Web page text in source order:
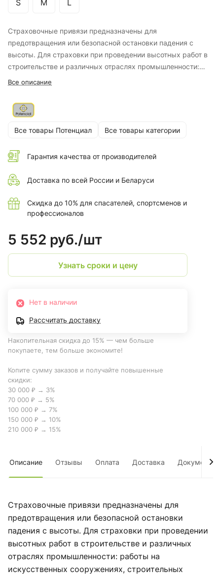
S M L
Страховочные привязи предназначены для
предотвращения или безопасной остановки падения с
высоты. Для страховки при проведении высотных работ в
строительстве и различных отраслях промышленности:
работы на искусственных сооружениях, строительных
Все описание
Все товары Потенциал Все товары категории
Гарантия качества от производителей
Доставка по всей России и Беларуси
Скидка до 10% для спасателей, спортсменов и
профессионалов
5 552 руб./шт
Узнать сроки и цену
Нет в наличии
Рассчитать доставку
Накопительная скидка до 15% — чем больше
покупаете, тем больше экономите!
Копите сумму заказов и получайте повышенные
скидки:
30 000 ₽ → 3%
70 000 ₽ → 5%
100 000 ₽ → 7%
150 000 ₽ → 10%
210 000 ₽ → 15%
Описание Отзывы Оплата Доставка Документы
Страховочные привязи предназначены для
предотвращения или безопасной остановки
падения с высоты. Для страховки при проведении
высотных работ в строительстве и различных
отраслях промышленности: работы на
искусственных сооружениях, строительных